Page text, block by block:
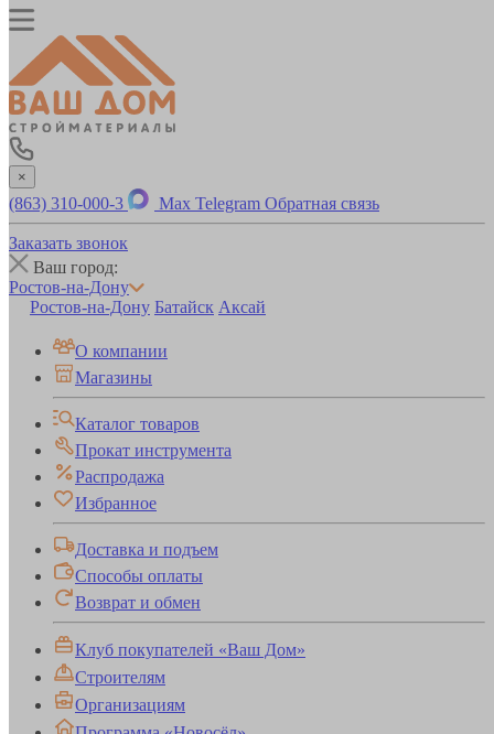
×
(863) 310-000-3 Max Telegram Обратная связь
Заказать звонок
Ваш город:
Ростов-на-Дону
Ростов-на-Дону Батайск Аксай
О компании
Магазины
Каталог товаров
Прокат инструмента
Распродажа
Избранное
Доставка и подъем
Способы оплаты
Возврат и обмен
Клуб покупателей «Ваш Дом»
Строителям
Организациям